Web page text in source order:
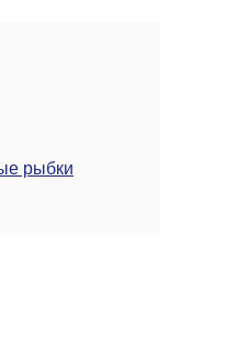
рыбки